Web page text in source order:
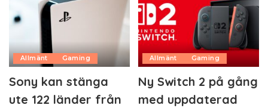
Allmänt Gaming
Sony kan stänga
ute 122 länder från
Allmänt Gaming
Ny Switch 2 på gång
med uppdaterad